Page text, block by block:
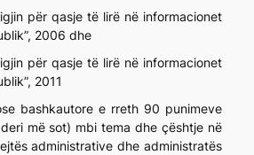
për qasje të lirë në informacionet
2006 dhe
për qasje të lirë në informacionet
2011
bashkautore e rreth 90 punimeve
më sot) mbi tema dhe çështje në
administrative dhe administratës